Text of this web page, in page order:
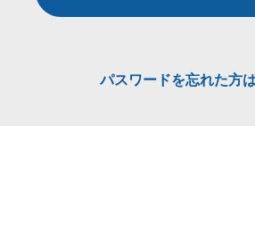
パスワードを忘れた方